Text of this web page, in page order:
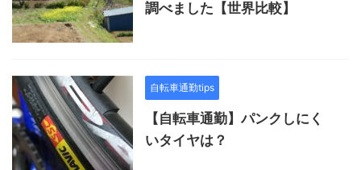
調べました【世界比較】
自転車通勤tips
【自転車通勤】パンクしにく
いタイヤは？